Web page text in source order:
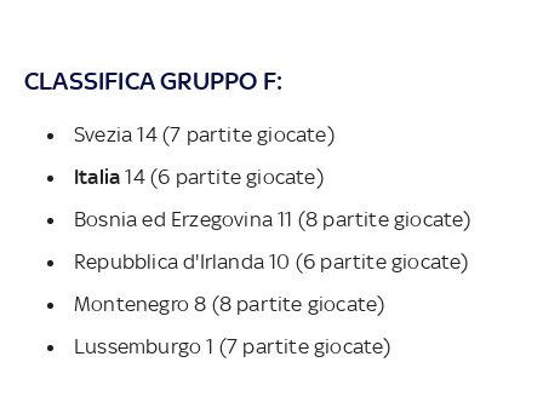
CLASSIFICA GRUPPO F:
Svezia 14 (7 partite giocate)
Italia14 (6 partite giocate)
Bosnia ed Erzegovina 11 (8 partite giocate)
Repubblica d'Irlanda 10 (6 partite giocate)
Montenegro 8 (8 partite giocate)
Lussemburgo 1 (7 partite giocate)